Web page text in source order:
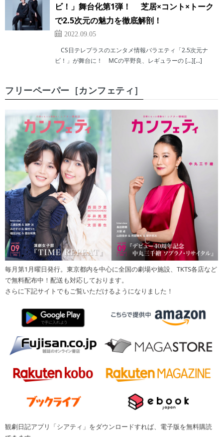
ビ！」舞台化第1弾！ 芝居×コント×トーク
で2.5次元の魅力を徹底解剖！
2022.09.05
CS日テレプラスのエンタメ情報バラエティ「2.5次元ナ
ビ！」が舞台に！ MCの平野良、レギュラーの […][…]
フリーペーパー［カンフェティ］
毎月第1月曜日発行。東京都内を中心に全国の劇場や施設、TKTS各店など
で無料配布中！配送も対応しております。
さらに下記サイトでもご覧いただけるようになりました！
観劇日記アプリ「シアティ」をダウンロードすれば、電子版を無料購読